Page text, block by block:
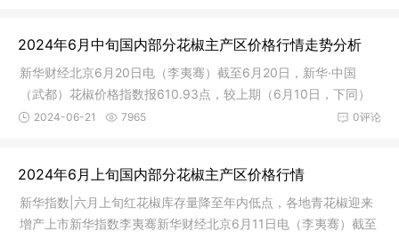
据库从质量等级维度来看，截至6月30日，特级花椒价格指数报6
45.89点，较上期下跌0.40%，较基期下跌35.41%；一级花椒价
格指数报601.46点，较上期下跌0.68%，较基期下跌39.8
2024年6月中旬国内部分花椒主产区价格行情走势分析
新华财经北京6月20日电（李夷骞）截至6月20日，新华·中国
（武都）花椒价格指数报610.93点，较上期（6月10日，下同）
下跌3.74点，跌幅0.61%；与基期相比，下跌389.07点，跌幅3
据来源：新华财经数据库从质量等级维度来看，截至6月20日，特
级花椒价格指数报648.50点，较上期下跌0.29%，较基期下跌3
5.15%；一级花椒价格指数报605.61点，较上期下跌0.38%，
0评论
2024-06-21 7965
2024年6月上旬国内部分花椒主产区价格行情
新华指数|六月上旬红花椒库存量降至年内低点，各地青花椒迎来
增产上市新华指数李夷骞新华财经北京6月11日电（李夷骞）截至